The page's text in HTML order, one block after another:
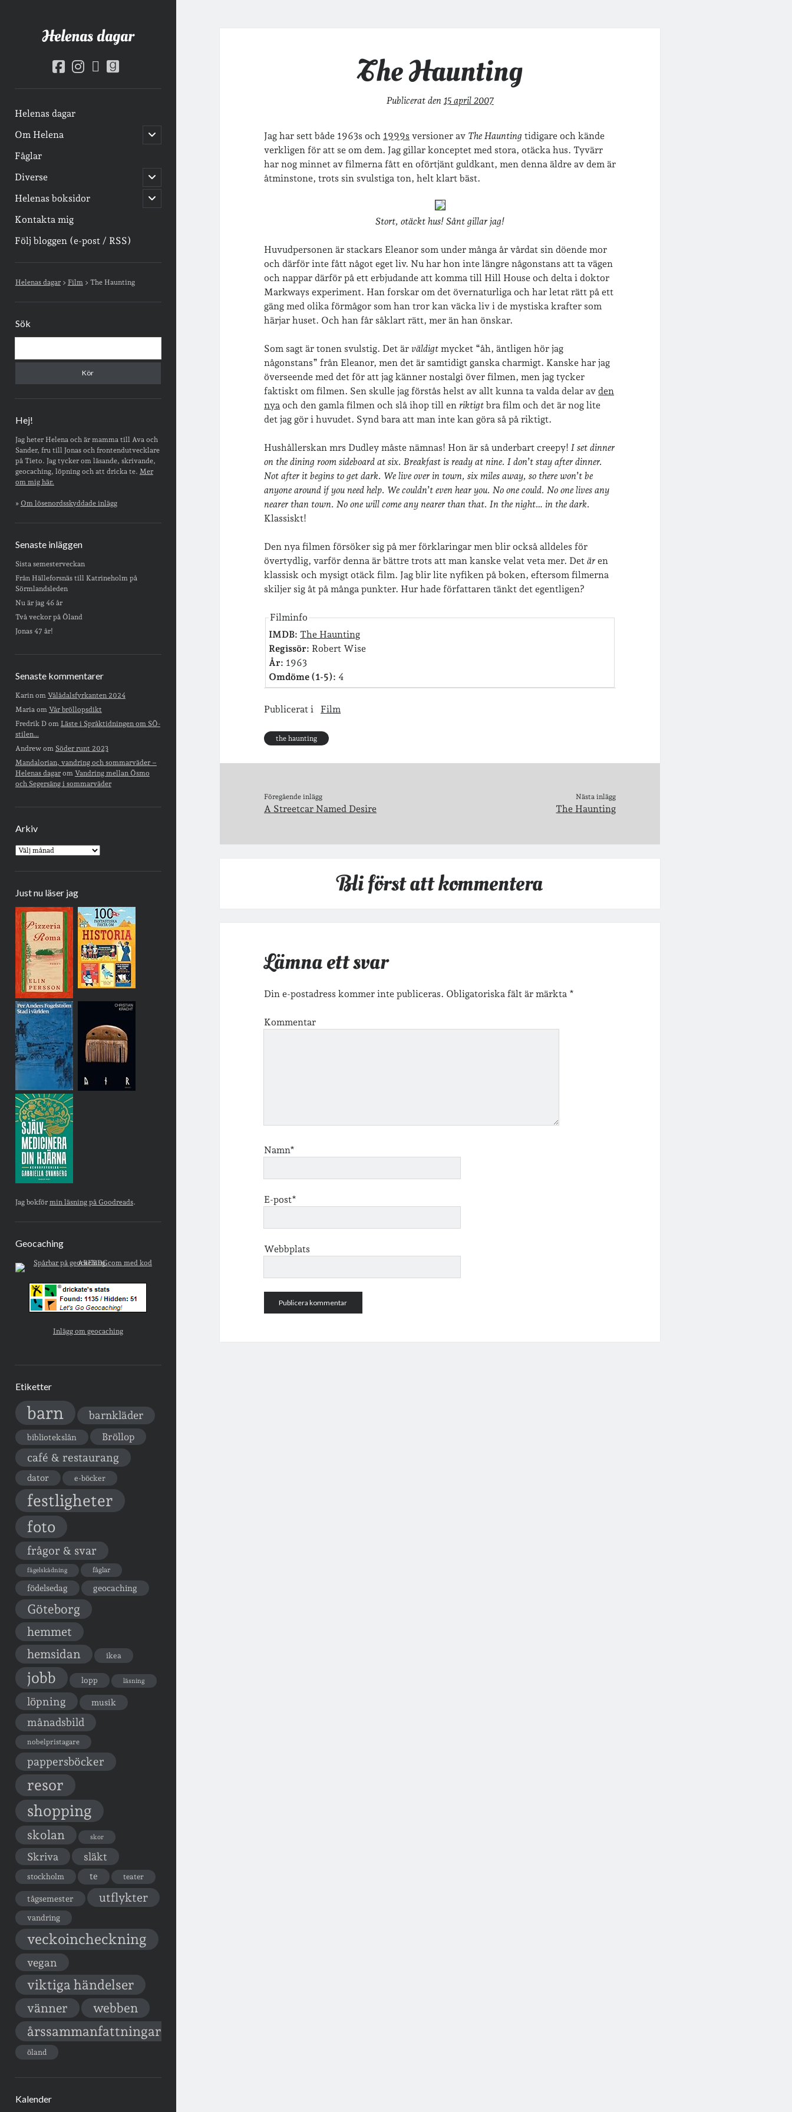
Helenas dagar
facebook
instagram
email-goodreads
Helenas dagar
Om Helena
öppna
undermeny
Fåglar
Diverse
öppna
undermeny
Helenas boksidor
öppna
undermeny
Kontakta mig
Följ bloggen (e-post / RSS)
Sidopanel
Helenas dagar> Film > The Haunting
Sök
Hej!
Jag heter Helena och är mamma till Ava och
Sander, fru till Jonas och frontendutvecklare
på Tieto. Jag tycker om läsande, skrivande,
geocaching, löpning och att dricka te. Mer
om mig här.
» Om lösenordsskyddade inlägg
Senaste inläggen
Sista semesterveckan
Från Hälleforsnäs till Katrineholm på
Sörmlandsleden
Nu är jag 46 år
Två veckor på Öland
Jonas 47 år!
Senaste kommentarer
Karin om Vålådalsfyrkanten 2024
Maria om Vår bröllopsdikt
Fredrik Dom Läste i Språktidningen om SÖ-
stilen…
Andrewom Söder runt 2023
Mandalorian, vandring och sommarväder –
Helenas dagarom Vandring mellan Ösmo
och Segersäng i sommarväder
Arkiv
Arkiv
Just nu läser jag
Jag bokför min läsning på Goodreads.
Geocaching
Inlägg om geocaching
Etiketter
barn barnkläder
bibliotekslån Bröllop
café & restaurang
dator e-böcker
festligheter
foto
frågor & svar
fågelskådning fåglar
födelsedag geocaching
Göteborg
hemmet
hemsidan
ikea
jobb lopp läsning
löpning musik
månadsbild
nobelpristagare
pappersböcker
resor
shopping
skolan skor
Skriva släkt
stockholm te teater
tågsemester utflykter
vandring
veckoincheckning
vegan
viktiga händelser
vänner webben
årssammanfattningar
öland
Kalender
The Haunting
Publicerat den 15 april 2007
Jag har sett både 1963s och 1999s versioner av The Haunting tidigare och kände
verkligen för att se om dem. Jag gillar konceptet med stora, otäcka hus. Tyvärr
har nog minnet av filmerna fått en oförtjänt guldkant, men denna äldre av dem är
åtminstone, trots sin svulstiga ton, helt klart bäst.
Stort, otäckt hus! Sånt gillar jag!
Huvudpersonen är stackars Eleanor som under många år vårdat sin döende mor
och därför inte fått något eget liv. Nu har hon inte längre någonstans att ta vägen
och nappar därför på ett erbjudande att komma till Hill House och delta i doktor
Markways experiment. Han forskar om det övernaturliga och har letat rätt på ett
gäng med olika förmågor som han tror kan väcka liv i de mystiska krafter som
härjar huset. Och han får såklart rätt, mer än han önskar.
Som sagt är tonen svulstig. Det ärväldigt mycket “åh, äntligen hör jag
någonstans” från Eleanor, men det är samtidigt ganska charmigt. Kanske har jag
överseende med det för att jag känner nostalgi över filmen, men jag tycker
faktiskt om filmen. Sen skulle jag förstås helst av allt kunna ta valda delar avden
nya och den gamla filmen och slå ihop till enriktigt bra film och det är nog lite
det jag gör i huvudet. Synd bara att man inte kan göra så på riktigt.
Hushållerskan mrs Dudley måste nämnas! Hon är så underbart creepy!I set dinner
on the dining room sideboard at six. Breakfast is ready at nine. I don’t stay after dinner.
Not after it begins to get dark. We live over in town, six miles away, so there won’t be
anyone around if you need help. We couldn’t even hear you. No one could. No one lives any
nearer than town. No one will come any nearer than that. In the night… in the dark.
Klassiskt!
Den nya filmen försöker sig på mer förklaringar men blir också alldeles för
övertydlig, varför denna är bättre trots att man kanske velat veta mer. Detär en
klassisk och mysigt otäck film. Jag blir lite nyfiken på boken, eftersom filmerna
skiljer sig åt på många punkter. Hur hade författaren tänkt det egentligen?
Filminfo
IMDB: The Haunting
Regissör: Robert Wise
År: 1963
Omdöme (1-5): 4
Publicerat i Film
the haunting
Föregående inlägg
A Streetcar Named Desire
Nästa inlägg
The Haunting
Bli först att kommentera
Lämna ett svar
Din e-postadress kommer inte publiceras. Obligatoriska fält är märkta *
Kommentar
Namn*
E-post*
Webbplats